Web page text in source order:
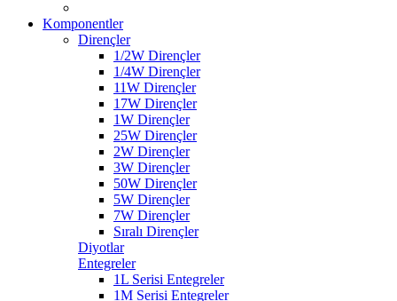
Komponentler
Dirençler
1/2W Dirençler
1/4W Dirençler
11W Dirençler
17W Dirençler
1W Dirençler
25W Dirençler
2W Dirençler
3W Dirençler
50W Dirençler
5W Dirençler
7W Dirençler
Sıralı Dirençler
Diyotlar
Entegreler
1L Serisi Entegreler
1M Serisi Entegreler